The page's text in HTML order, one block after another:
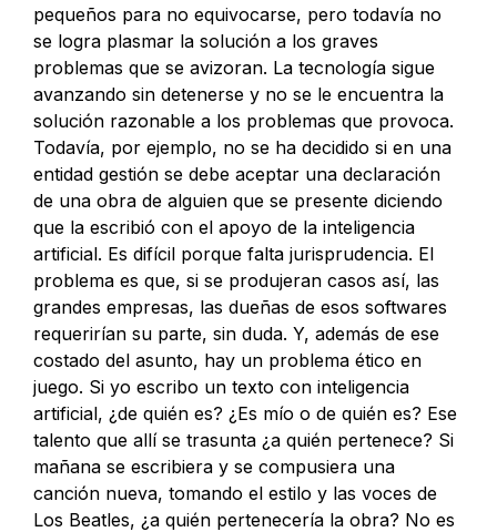
pequeños para no equivocarse, pero todavía no
se logra plasmar la solución a los graves
problemas que se avizoran. La tecnología sigue
avanzando sin detenerse y no se le encuentra la
solución razonable a los problemas que provoca.
Todavía, por ejemplo, no se ha decidido si en una
entidad gestión se debe aceptar una declaración
de una obra de alguien que se presente diciendo
que la escribió con el apoyo de la inteligencia
artificial. Es difícil porque falta jurisprudencia. El
problema es que, si se produjeran casos así, las
grandes empresas, las dueñas de esos softwares
requerirían su parte, sin duda. Y, además de ese
costado del asunto, hay un problema ético en
juego. Si yo escribo un texto con inteligencia
artificial, ¿de quién es? ¿Es mío o de quién es? Ese
talento que allí se trasunta ¿a quién pertenece? Si
mañana se escribiera y se compusiera una
canción nueva, tomando el estilo y las voces de
Los Beatles, ¿a quién pertenecería la obra? No es